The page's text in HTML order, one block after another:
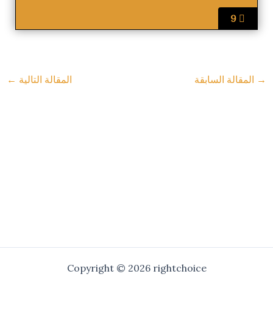
→ المقالة السابقة المقالة التالية ←
Copyright © 2026 rightchoice